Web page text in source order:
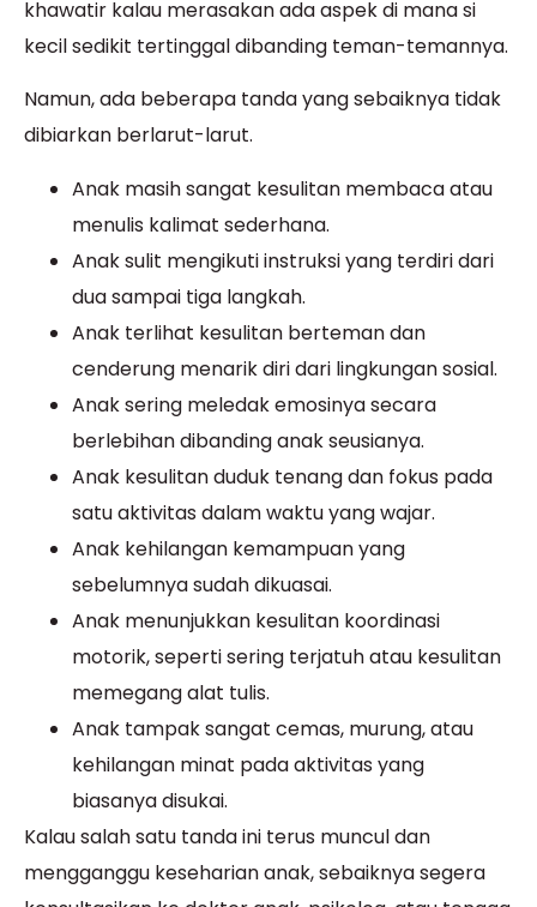
khawatir kalau merasakan ada aspek di mana si
kecil sedikit tertinggal dibanding teman-temannya.
Namun, ada beberapa tanda yang sebaiknya tidak
dibiarkan berlarut-larut.
Anak masih sangat kesulitan membaca atau
menulis kalimat sederhana.
Anak sulit mengikuti instruksi yang terdiri dari
dua sampai tiga langkah.
Anak terlihat kesulitan berteman dan
cenderung menarik diri dari lingkungan sosial.
Anak sering meledak emosinya secara
berlebihan dibanding anak seusianya.
Anak kesulitan duduk tenang dan fokus pada
satu aktivitas dalam waktu yang wajar.
Anak kehilangan kemampuan yang
sebelumnya sudah dikuasai.
Anak menunjukkan kesulitan koordinasi
motorik, seperti sering terjatuh atau kesulitan
memegang alat tulis.
Anak tampak sangat cemas, murung, atau
kehilangan minat pada aktivitas yang
biasanya disukai.
Kalau salah satu tanda ini terus muncul dan
mengganggu keseharian anak, sebaiknya segera